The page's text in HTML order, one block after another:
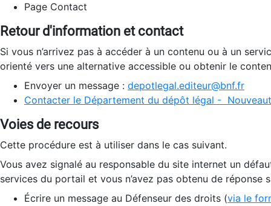
Page Contact
Retour d'information et contact
Si vous n’arrivez pas à accéder à un contenu ou à un
orienté vers une alternative accessible ou obtenir le
Envoyer un message : depotlegal.editeur@bnf.fr
Contacter le Département du dépôt légal -
Voies de recours
Cette procédure est à utiliser dans le cas suivant.
Vous avez signalé au responsable du site internet un
services du portail et vous n’avez pas obtenu de réponse
Écrire un message au Défenseur des droits (via le